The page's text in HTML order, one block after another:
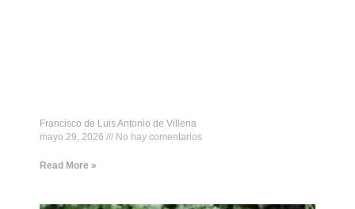
Francisco de Luis Antonio de Villena
mayo 29, 2026
No hay comentarios
Read More »